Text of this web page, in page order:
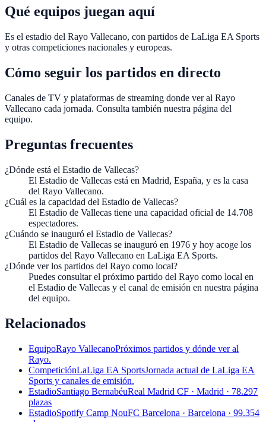
Qué equipos juegan aquí
Es el estadio del Rayo Vallecano, con partidos de LaLiga EA Sports
y otras competiciones nacionales y europeas.
Cómo seguir los partidos en directo
Canales de TV y plataformas de streaming donde ver al Rayo
Vallecano cada jornada. Consulta también nuestra página del
equipo.
Preguntas frecuentes
¿Dónde está el Estadio de Vallecas?
El Estadio de Vallecas está en Madrid, España, y es la casa
del Rayo Vallecano.
¿Cuál es la capacidad del Estadio de Vallecas?
El Estadio de Vallecas tiene una capacidad oficial de 14.708
espectadores.
¿Cuándo se inauguró el Estadio de Vallecas?
El Estadio de Vallecas se inauguró en 1976 y hoy acoge los
partidos del Rayo Vallecano en LaLiga EA Sports.
¿Dónde ver los partidos del Rayo como local?
Puedes consultar el próximo partido del Rayo como local en
el Estadio de Vallecas y el canal de emisión en nuestra página
del equipo.
Relacionados
EquipoRayo VallecanoPróximos partidos y dónde ver al
Rayo.
CompeticiónLaLiga EA SportsJornada actual de LaLiga EA
Sports y canales de emisión.
EstadioSantiago BernabéuReal Madrid CF · Madrid · 78.297
plazas
EstadioSpotify Camp NouFC Barcelona · Barcelona · 99.354